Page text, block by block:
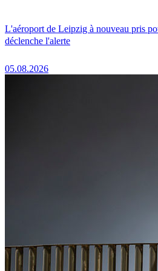
L'aéroport de Leipzig à nouveau pris
déclenche l'alerte
05.08.2026